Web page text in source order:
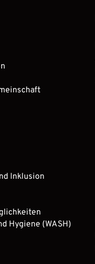
Inklusion
Hygiene (WASH)